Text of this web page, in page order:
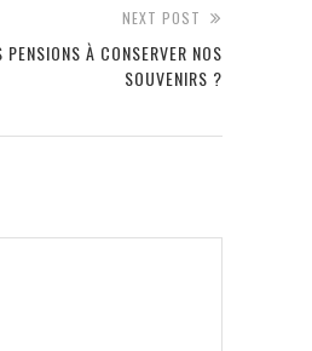
NEXT POST
À CONSERVER NOS
SOUVENIRS ?